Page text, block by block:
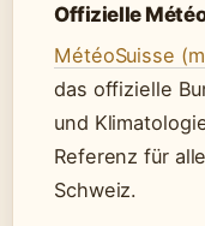
Offizielle
MétéoSuisse
das offizielle
und
Referenz für
Schweiz.